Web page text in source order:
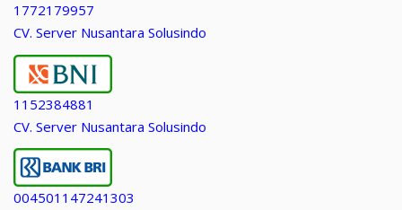
1772179957
CV. Server Nusantara Solusindo
1152384881
CV. Server Nusantara Solusindo
004501147241303